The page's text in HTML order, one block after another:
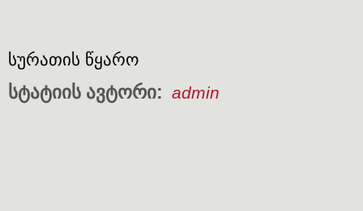
სურათის წყარო
სტატიის ავტორი: admin